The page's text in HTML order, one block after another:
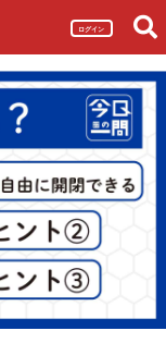
ログイン